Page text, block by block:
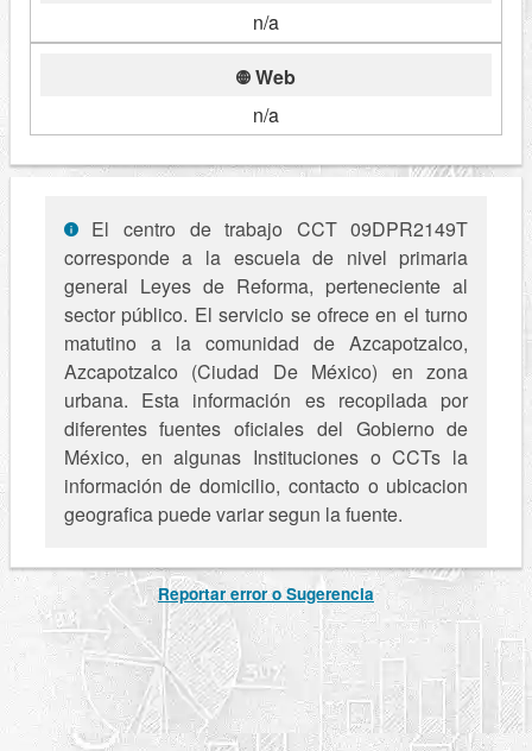
n/a
Web
n/a
El centro de trabajo CCT 09DPR2149T
corresponde a la escuela de nivel primaria
general Leyes de Reforma, perteneciente al
sector público. El servicio se ofrece en el turno
matutino a la comunidad de Azcapotzalco,
Azcapotzalco (Ciudad De México) en zona
urbana. Esta información es recopilada por
diferentes fuentes oficiales del Gobierno de
México, en algunas Instituciones o CCTs la
información de domicilio, contacto o ubicacion
geografica puede variar segun la fuente.
Reportar error o Sugerencia